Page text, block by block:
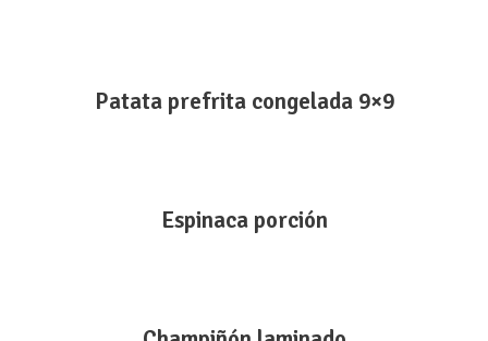
Patata prefrita congelada 9×9
Espinaca porción